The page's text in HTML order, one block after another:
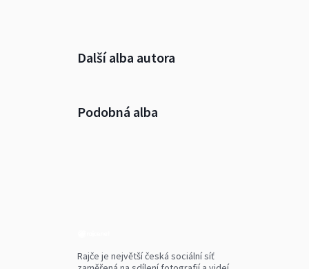
Další alba autora
Podobná alba
Rajče je největší česká sociální síť